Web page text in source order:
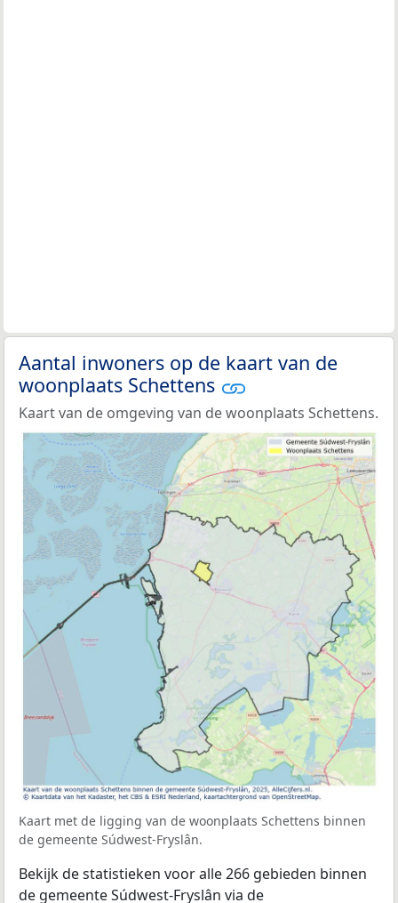
Aantal inwoners op de kaart van de
woonplaats Schettens
Kaart van de omgeving van de woonplaats Schettens.
Kaart met de ligging van de woonplaats Schettens binnen
de gemeente Súdwest-Fryslân.
Bekijk de statistieken voor alle 266 gebieden binnen
de gemeente Súdwest-Fryslân via de